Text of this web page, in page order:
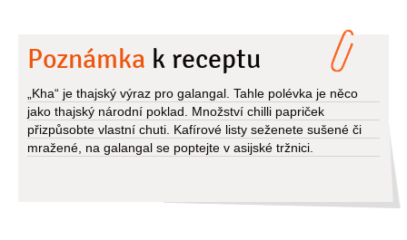
Poznámka k receptu
„Kha“ je thajský výraz pro galangal. Tahle polévka je něco
jako thajský národní poklad. Množství chilli papriček
přizpůsobte vlastní chuti. Kafírové listy seženete sušené či
mražené, na galangal se poptejte v asijské tržnici.